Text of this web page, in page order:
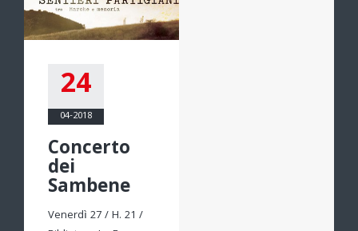
24
04-2018
Concerto
dei
Sambene
Venerdì 27 / H. 21 /